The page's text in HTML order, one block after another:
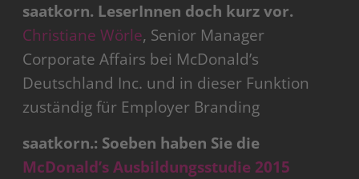
saatkorn. LeserInnen doch kurz vor.
Christiane Wörle, Senior Manager
Corporate Affairs bei McDonald’s
Deutschland Inc. und in dieser Funktion
zuständig für Employer Branding
saatkorn.: Soeben haben Sie die
McDonald’s Ausbildungsstudie 2015